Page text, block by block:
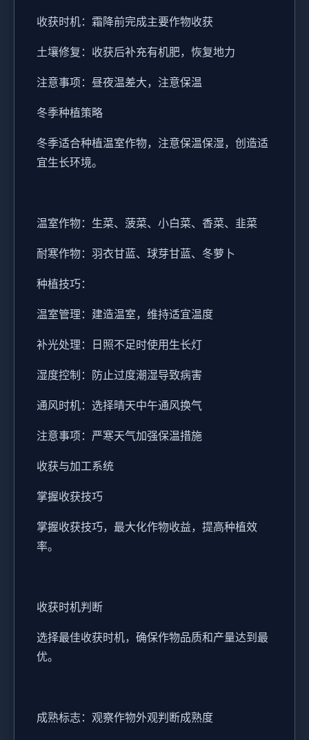
收获时机：霜降前完成主要作物收获
土壤修复：收获后补充有机肥，恢复地力
注意事项：昼夜温差大，注意保温
冬季种植策略
冬季适合种植温室作物，注意保温保湿，创造适
宜生长环境。
温室作物：生菜、菠菜、小白菜、香菜、韭菜
耐寒作物：羽衣甘蓝、球芽甘蓝、冬萝卜
种植技巧：
温室管理：建造温室，维持适宜温度
补光处理：日照不足时使用生长灯
湿度控制：防止过度潮湿导致病害
通风时机：选择晴天中午通风换气
注意事项：严寒天气加强保温措施
收获与加工系统
掌握收获技巧
掌握收获技巧，最大化作物收益，提高种植效
率。
收获时机判断
选择最佳收获时机，确保作物品质和产量达到最
优。
成熟标志：观察作物外观判断成熟度